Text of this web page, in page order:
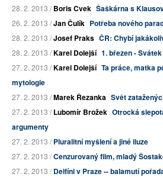
28. 2. 2013 /Boris Cvek Šaškárna s
26. 2. 2013 /Jan Čulík Potřeba nového
28. 2. 2013 /Josef Praks ČR: Chybí
28. 2. 2013 /Karel Dolejší 1. březen -
27. 2. 2013 /Karel Dolejší Ta práce, matka
mytologie
27. 2. 2013 /Marek Řezanka Svět
27. 2. 2013 /Lubomír Brožek Otrocká
argumenty
27. 2. 2013 /Pluralitní myšlení a jiné iluze
27. 2. 2013 /Cenzurovaný film, mladý
27. 2. 2013 /Delfíni v Praze -- balamutí